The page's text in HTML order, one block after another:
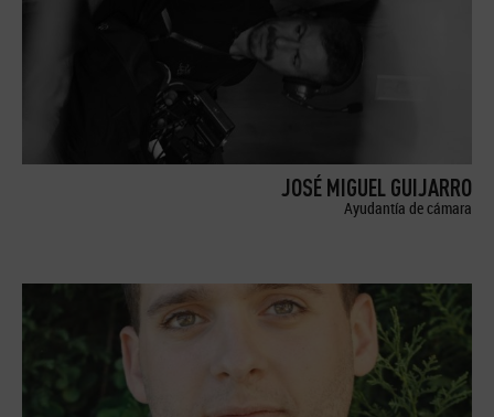
JOSÉ MIGUEL GUIJARRO
Ayudantía de cámara